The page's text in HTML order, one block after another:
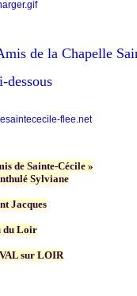
de la Chapelle
dessous
flee.net
de Sainte-Cécile »
Sylviane
Jacques
du Loir
sur LOIR